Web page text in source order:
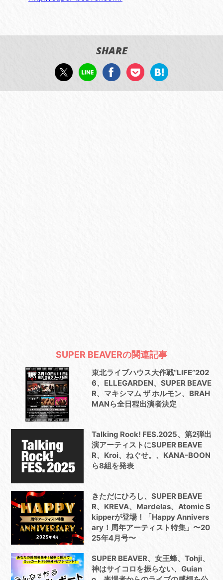
SHARE
SUPER BEAVERの関連記事
東北ライブハウス大作戦“LIFE”202
6、ELLEGARDEN、SUPER BEAVE
R、マキシマム ザ ホルモン、BRAH
MANら全日程出演者決定
Talking Rock! FES.2025、第2弾出
演アーティストにSUPER BEAVE
R、Kroi、ねぐせ。、KANA-BOON
ら8組を発表
きただにひろし、SUPER BEAVE
R、KREVA、Mardelas、Atomic S
kipperが登場！「Happy Annivers
ary！周年アーティスト特集」〜20
25年4月号〜
SUPER BEAVER、女王蜂、Tohji、
神はサイコロを振らない、Guian